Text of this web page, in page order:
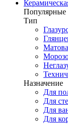
Популярные
Тип
Назначение
Для
Для
Для
Для